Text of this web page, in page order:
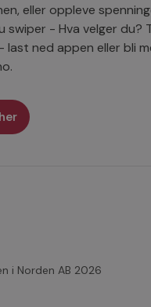
eller oppleve
swiper - Hva velger du?
ned appen eller bli
i Norden AB 2026